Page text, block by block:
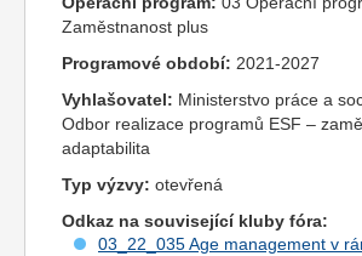
Zaměstnanost plus
Programové období: 2021-2027
Vyhlašovatel: Ministerstvo práce a
Odbor realizace programů ESF –
adaptabilita
Typ výzvy: otevřená
Odkaz na související kluby fóra:
03_22_035 Age management v